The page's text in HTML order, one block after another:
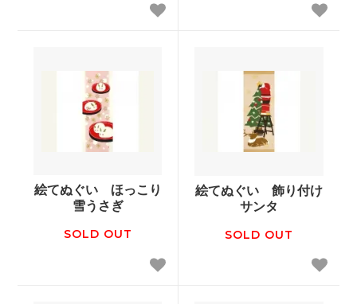
絵てぬぐい ほっこり
雪うさぎ
SOLD OUT
絵てぬぐい 飾り付け
サンタ
SOLD OUT